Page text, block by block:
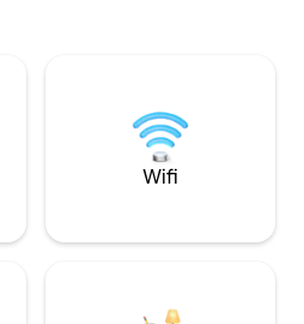
Wifi